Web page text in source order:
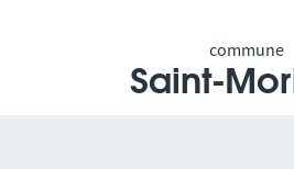
commune
Saint-